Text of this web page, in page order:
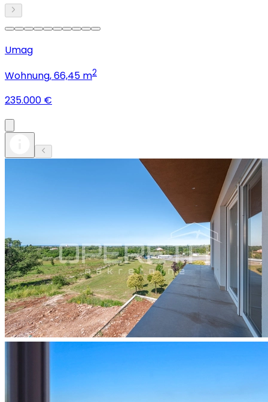
Umag
Wohnung, 66,45 m2
235.000 €